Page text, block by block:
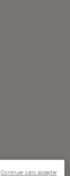
Continuer sans accepter